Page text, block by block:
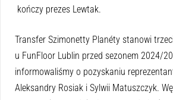
kończy prezes Lewtak.
Transfer Szimonetty Planéty stanowi
u FunFloor Lublin przed sezonem 2024/
informowaliśmy o pozyskaniu
Aleksandry Rosiak i Sylwii Matuszczyk.